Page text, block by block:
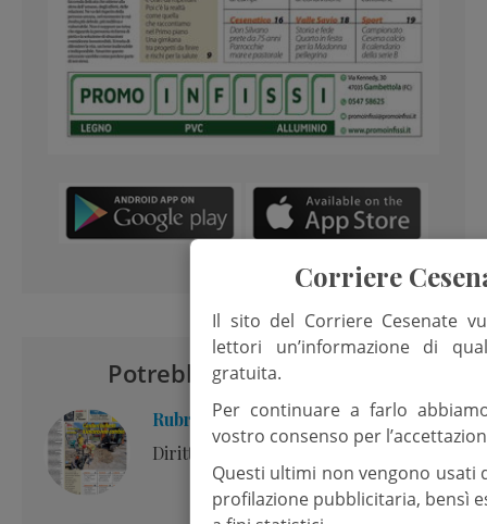
Potrebbero interessarti
Rubrica: Editoriale
Diritto alla cura
Corriere
Il sito del Corriere Cesenate
lettori un’informazione di
gratuita.
Per continuare a farlo
vostro consenso per
Questi ultimi non vengono usati
profilazione pubblicitaria, bensì